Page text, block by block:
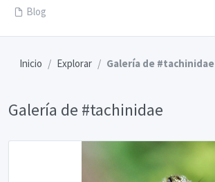
Blog
Inicio Explorar Galería de #tachinidae
Galería de #tachinidae